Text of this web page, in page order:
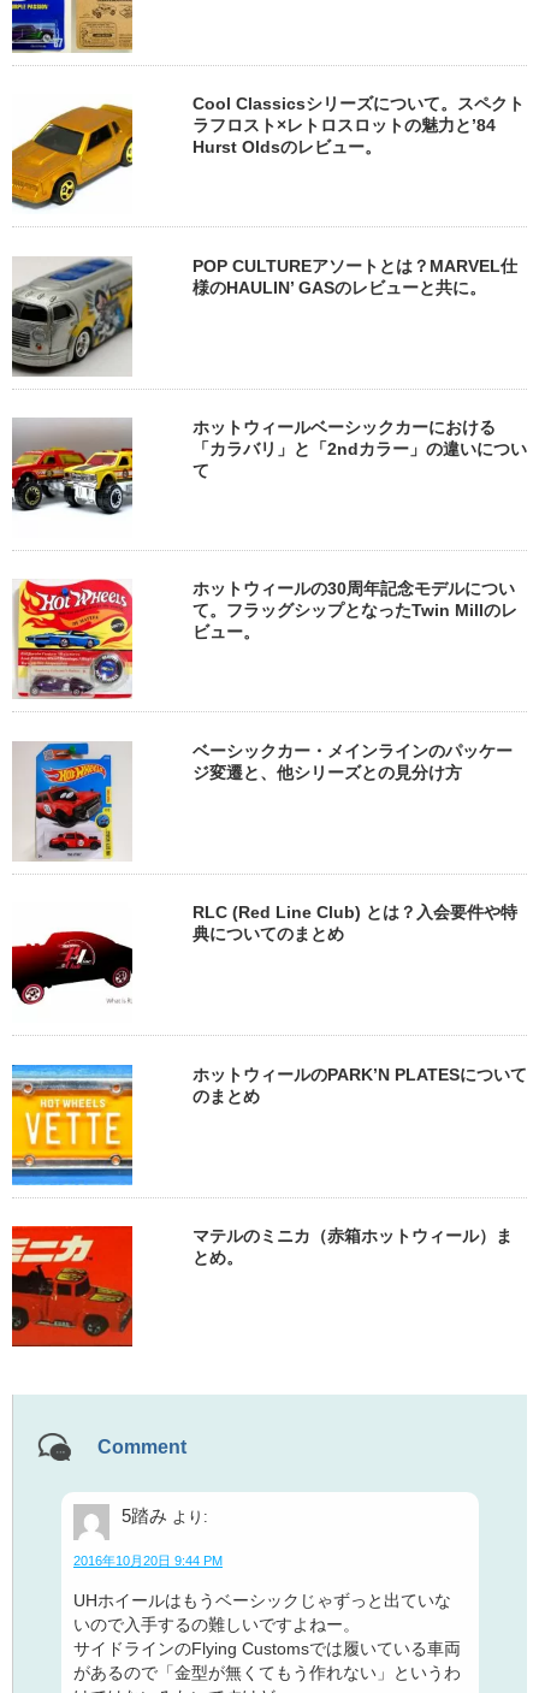
Cool Classicsシリーズについて。スペクト
ラフロスト×レトロスロットの魅力と’84
Hurst Oldsのレビュー。
POP CULTUREアソートとは？MARVEL仕
様のHAULIN’ GASのレビューと共に。
ホットウィールベーシックカーにおける
「カラバリ」と「2ndカラー」の違いについ
て
ホットウィールの30周年記念モデルについ
て。フラッグシップとなったTwin Millのレ
ビュー。
ベーシックカー・メインラインのパッケー
ジ変遷と、他シリーズとの見分け方
RLC (Red Line Club) とは？入会要件や特
典についてのまとめ
ホットウィールのPARK’N PLATESについて
のまとめ
マテルのミニカ（赤箱ホットウィール）ま
とめ。
Comment
5踏み より:
2016年10月20日 9:44 PM
UHホイールはもうベーシックじゃずっと出ていな
いので入手するの難しいですよねー。
サイドラインのFlying Customsでは履いている車両
があるので「金型が無くてもう作れない」というわ